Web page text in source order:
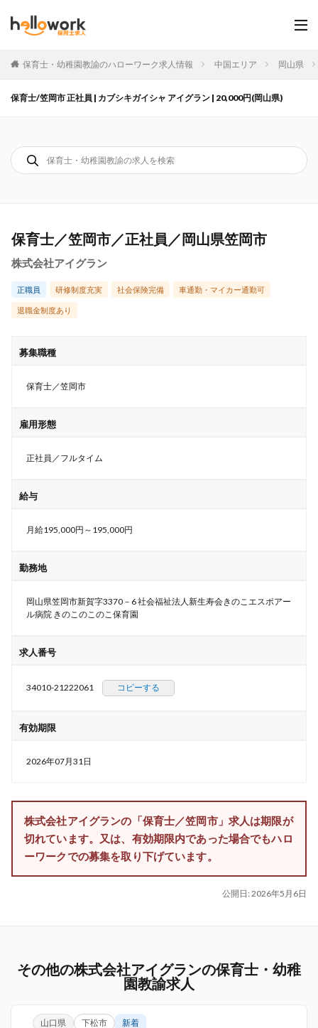
保育士・幼稚園教諭のハローワーク求人情報 中国エリア 岡山県
保育士/笠岡市 正社員 | カブシキガイシャ アイグラン | 20,000円(岡山県)
保育士／笠岡市／正社員／岡山県笠岡市
株式会社アイグラン
正職員 研修制度充実 社会保険完備 車通勤・マイカー通勤可
退職金制度あり
募集職種
保育士／笠岡市
雇用形態
正社員／フルタイム
給与
月給195,000円～195,000円
勤務地
岡山県笠岡市新賀字3370－6 社会福祉法人新生寿会きのこエスポアー
ル病院 きのこのこのこ保育園
求人番号
34010-21222061 コピーする
有効期限
2026年07月31日
株式会社アイグランの「保育士／笠岡市」求人は期限が
切れています。又は、有効期限内であった場合でもハロ
ーワークでの募集を取り下げています。
公開日: 2026年5月6日
その他の株式会社アイグランの保育士・幼稚
園教諭求人
山口県 下松市 新着